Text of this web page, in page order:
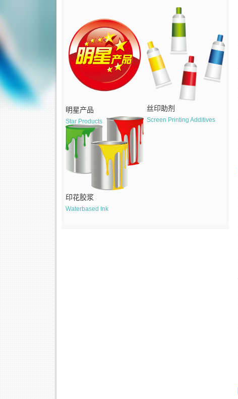
明星产品
Star Products
丝印助剂
Screen Printing Additives
印花胶浆
Waterbased Ink